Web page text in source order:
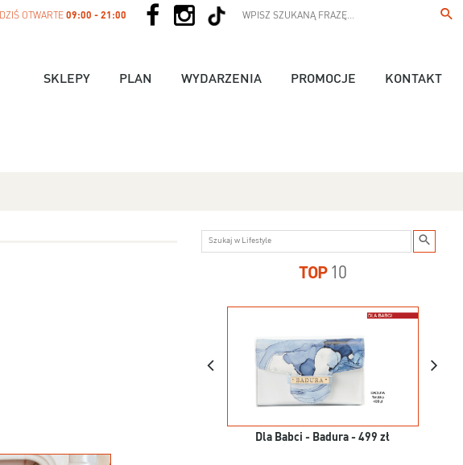
DZIŚ OTWARTE 09:00 - 21:00
SKLEPY PLAN WYDARZENIA PROMOCJE KONTAKT
TOP10
Dla Babci - Badura - 499 zł